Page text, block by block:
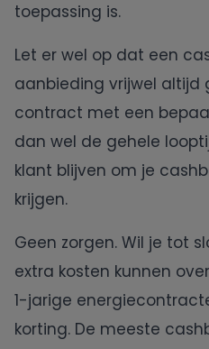
toepassing is.
Let er wel op dat een
aanbieding vrijwel altijd
contract met een
dan wel de gehele
klant blijven om je
krijgen.
Geen zorgen. Wil je tot
extra kosten kunnen
1-jarige
korting. De meeste